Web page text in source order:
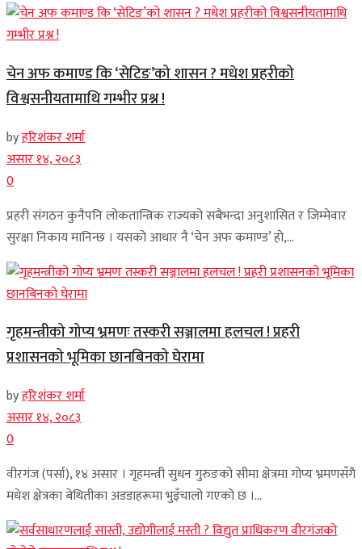
चेन अफ कमाण्ड कि ‘सेटिङ’को शासन ? मधेश प्रहरीको
विश्वसनीयतामाथि गम्भीर प्रश्न !
byहरिशंकर शर्मा
असार १४, २०८३
0
प्रहरी संगठन कुनैपनि लोकतान्त्रिक राज्यको सबैभन्दा अनुशासित र जिम्मेवार
सुरक्षा निकाय मानिन्छ । यसको आधार नै ‘चेन अफ कमाण्ड’ हो,...
गृहमन्त्रीको गोप्य भ्रमणः तस्करी सञ्जालमा हलचल ! प्रहरी
प्रशासनको भूमिका छानबिनको घेरामा
byहरिशंकर शर्मा
असार १४, २०८३
0
वीरगंज (पर्सा), १४ असार । गृहमन्त्री सुधन गुरुङको सीमा क्षेत्रमा गोप्य भ्रमणसँगै
मधेश क्षेत्रका बेथितीका अडडाहरूमा भुइँचालो गएको छ ।...